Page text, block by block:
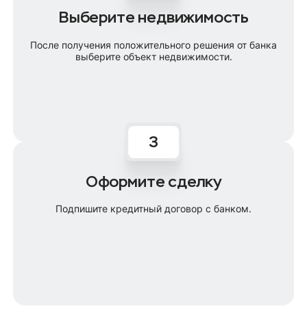
Выберите недвижимость
После получения положительного решения от банка
выберите объект недвижимости.
Оформите сделку
Подпишите кредитный договор с банком.